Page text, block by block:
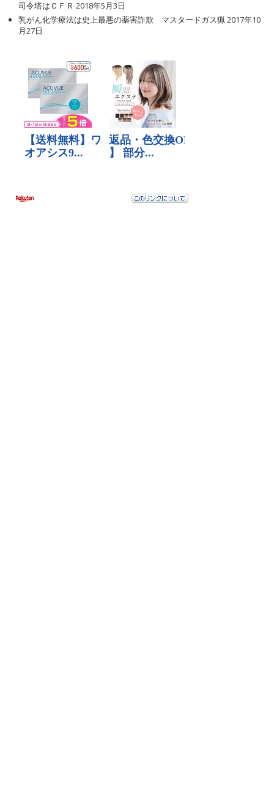
司令塔はＣＦＲ 2018年5月3日
乳がん化学療法は史上最悪の薬害詐欺 マスタードガス猟 2017年10
月27日